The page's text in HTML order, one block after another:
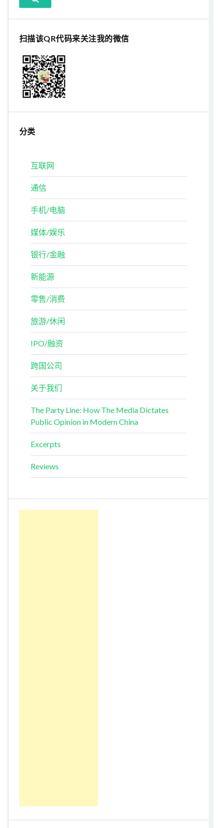
扫描该QR代码来关注我的微信
分类
互联网
通信
手机/电脑
媒体/娱乐
银行/金融
新能源
零售/消费
旅游/休闲
IPO/融资
跨国公司
关于我们
The Party Line: How The Media Dictates
Public Opinion in Modern China
Excerpts
Reviews